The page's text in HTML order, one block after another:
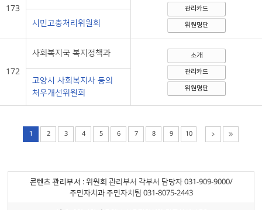
173 관리카드
위원명단
시민고충처리위원회
172
사회복지국 복지정책과 소개
관리카드
위원명단
고양시 사회복지사 등의
처우개선위원회
1 2 3 4 5 6 7 8 9 10
콘텐츠 관리부서 : 위원회 관리부서 각부서 담당자 031-909-9000/
주민자치과 주민자치팀 031-8075-2443